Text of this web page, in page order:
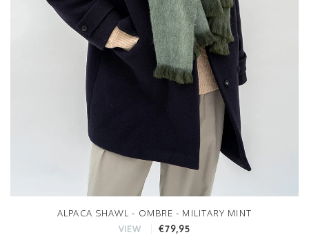
ALPACA SHAWL - OMBRE - MILITARY MINT
VIEW €79,95